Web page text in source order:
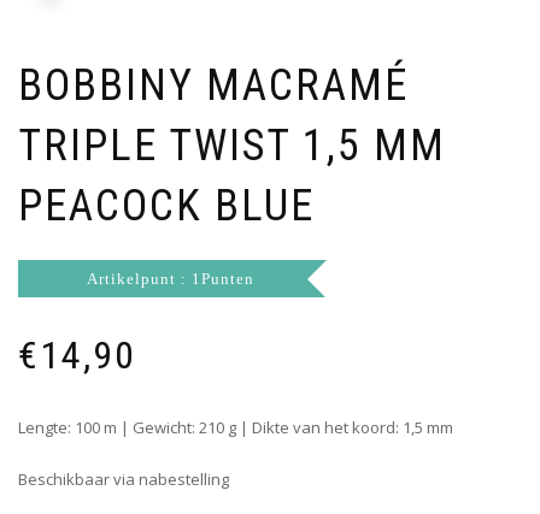
BOBBINY MACRAMÉ
TRIPLE TWIST 1,5 MM
PEACOCK BLUE
Artikelpunt : 1Punten
€14,90
Lengte: 100 m | Gewicht: 210 g | Dikte van het koord: 1,5 mm
Beschikbaar via nabestelling